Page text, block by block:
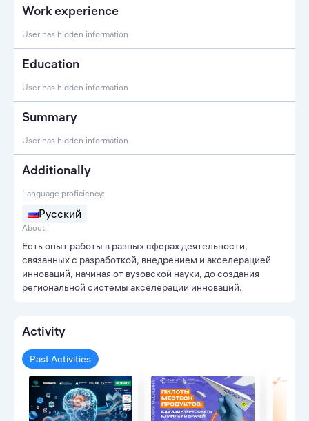
Work experience
User has hidden information
Education
User has hidden information
Summary
User has hidden information
Additionally
Language proficiency:
Русский
About:
Есть опыт работы в разных сферах деятельности,
связанных с разработкой, внедрением и акселерацией
инноваций, начиная от вузовской науки, до создания
региональной системы акселерации инноваций.
Activity
Past Activities